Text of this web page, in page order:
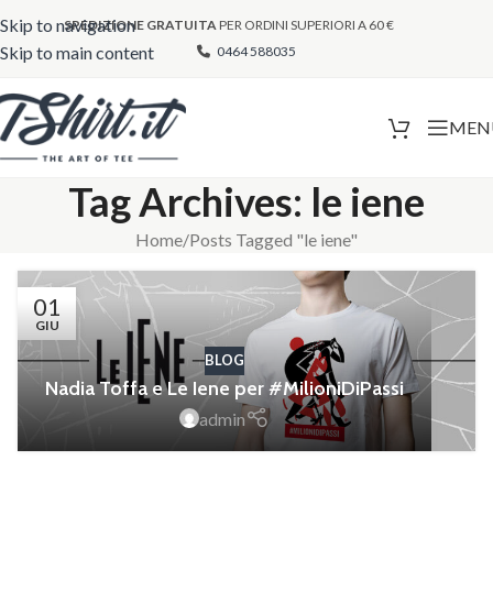
Skip to navigation
Skip to main content
SPEDIZIONE GRATUITAPER ORDINI SUPERIORI A 60 €
0464 588035
Tag Archives: le iene
Home Posts Tagged "le iene"
01
GIU
BLOG
Nadia Toffa e Le Iene per #MilioniDiPassi
admin